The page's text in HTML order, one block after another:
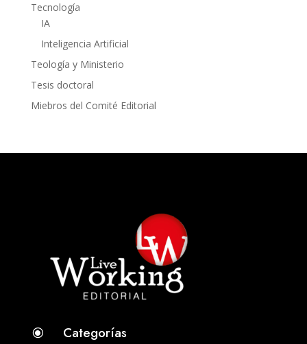
Tecnología
IA
Inteligencia Artificial
Teología y Ministerio
Tesis doctoral
Miebros del Comité Editorial
\ Categorías